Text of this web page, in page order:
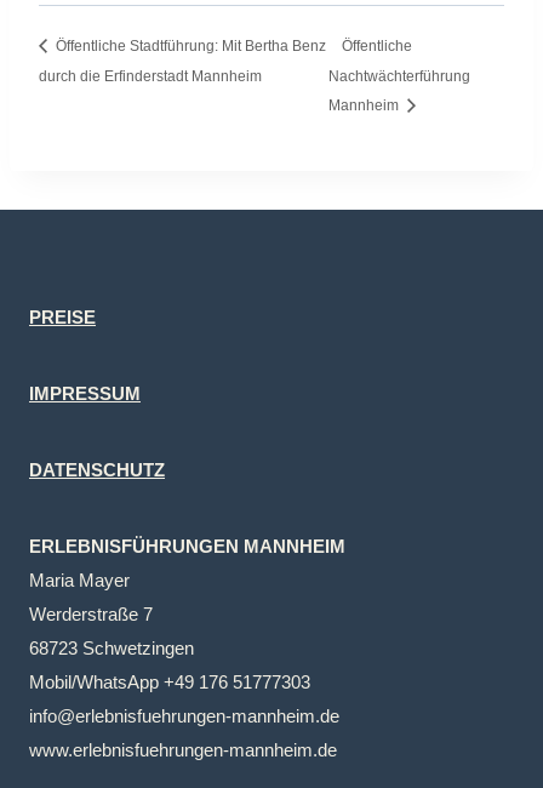
Öffentliche Stadtführung: Mit Bertha Benz
durch die Erfinderstadt Mannheim
Öffentliche
Nachtwächterführung
Mannheim
PREISE
IMPRESSUM
DATENSCHUTZ
ERLEBNISFÜHRUNGEN MANNHEIM
Maria Mayer
Werderstraße 7
68723 Schwetzingen
Mobil/WhatsApp +49 176 51777303
info@erlebnisfuehrungen-mannheim.de
www.erlebnisfuehrungen-mannheim.de